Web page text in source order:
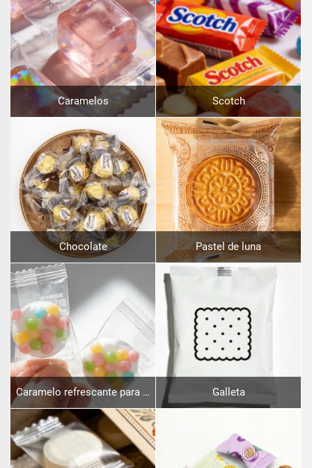
Caramelos Scotch
Chocolate Pastel de luna
Caramelo refrescante para el aliento Galleta